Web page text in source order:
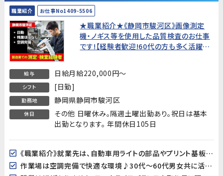
職業紹介 お仕事No1409-5506
★職業紹介★《静岡市駿河区》画像測定
機・ノギス等を使用した品質検査のお仕事
です!【経験者歓迎!60代の方も多く活躍
給与 日給月給220,000円～
シフト [日勤]
勤務地 静岡県静岡市駿河区
休日
その他 日曜休み。隔週土曜出勤あり。祝日は基本
出勤となります。 年間休日105日
《職業紹介》就業先は、自動車用ライトの部品やプリント基板用端子などを製造している企業です。長期的に安定した就業が見込めます!
作業場は空調完備で快適な環境♪30代～60代男女共に活躍中!